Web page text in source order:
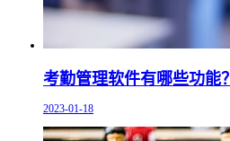
考勤管理软件有哪些功能？
2023-01-18